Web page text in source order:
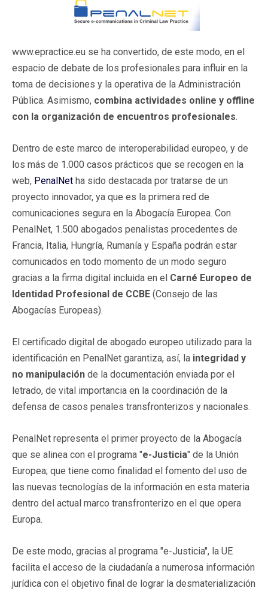
www.epractice.eu se ha convertido, de este modo, en el
espacio de debate de los profesionales para influir en la
toma de decisiones y la operativa de la Administración
Pública. Asimismo, combina actividades online y offline
con la organización de encuentros profesionales.
Dentro de este marco de interoperabilidad europeo, y de
los más de 1.000 casos prácticos que se recogen en la
web, PenalNet ha sido destacada por tratarse de un
proyecto innovador, ya que es la primera red de
comunicaciones segura en la Abogacía Europea. Con
PenalNet, 1.500 abogados penalistas procedentes de
Francia, Italia, Hungría, Rumanía y España podrán estar
comunicados en todo momento de un modo seguro
gracias a la firma digital incluida en el Carné Europeo de
Identidad Profesional de CCBE (Consejo de las
Abogacías Europeas).
El certificado digital de abogado europeo utilizado para la
identificación en PenalNet garantiza, así, la integridad y
no manipulación de la documentación enviada por el
letrado, de vital importancia en la coordinación de la
defensa de casos penales transfronterizos y nacionales.
PenalNet representa el primer proyecto de la Abogacía
que se alinea con el programa "e-Justicia" de la Unión
Europea; que tiene como finalidad el fomento del uso de
las nuevas tecnologías de la información en esta materia
dentro del actual marco transfronterizo en el que opera
Europa.
De este modo, gracias al programa "e-Justicia", la UE
facilita el acceso de la ciudadanía a numerosa información
jurídica con el objetivo final de lograr la desmaterialización